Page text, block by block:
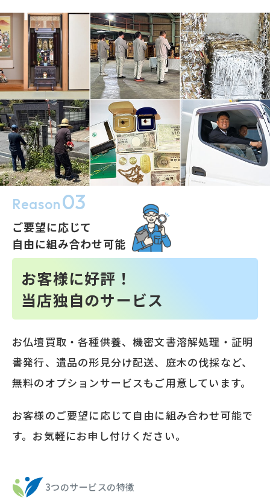
Reason03
ご要望に応じて
自由に組み合わせ可能
お客様に好評！
当店独自のサービス
お仏壇買取・各種供養、機密文書溶解処理・証明
書発行、遺品の形見分け配送、庭木の伐採など、
無料のオプションサービスもご用意しています。
お客様のご要望に応じて自由に組み合わせ可能で
す。お気軽にお申し付けください。
3つのサービスの特徴